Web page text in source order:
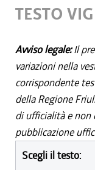
TESTO
Avviso legale:Il
variazioni nella
corrispondente
della Regione
di ufficialità e non
pubblicazione
Scegli il testo: